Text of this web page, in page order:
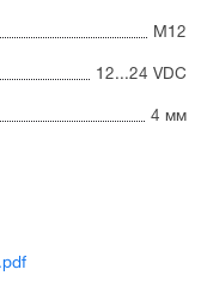
М12
12...24 VDC
4 мм